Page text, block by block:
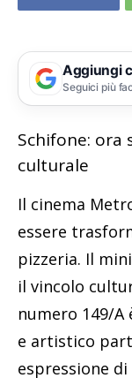
Aggiungi
Seguici più
Schifone: ora
culturale
Il cinema
essere
pizzeria. Il
il vincolo
numero 149/
e artistico
espressione